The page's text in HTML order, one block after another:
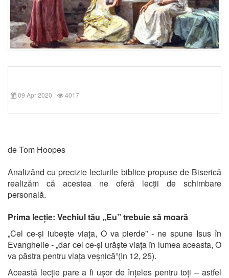
09 Apr 2020 4017
de Tom Hoopes
Analizând cu precizie lecturile biblice propuse de Biserică
realizăm că acestea ne oferă lecții de schimbare
personală.
Prima lecție: Vechiul tău „Eu” trebuie să moară
„Cel ce-și iubește viața, O va pierde” - ne spune Isus în
Evanghelie - „dar cel ce-și urăște viața în lumea aceasta, O
va păstra pentru viața veșnică”(In 12, 25).
Această lecție pare a fi ușor de înțeles pentru toți – astfel